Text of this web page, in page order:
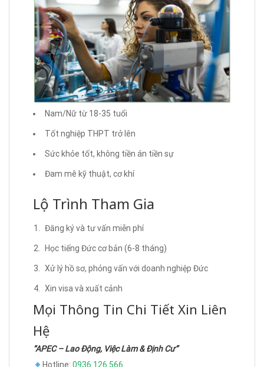
Nam/Nữ từ 18-35 tuổi
Tốt nghiệp THPT trở lên
Sức khỏe tốt, không tiền án tiền sự
Đam mê kỹ thuật, cơ khí
Lộ Trình Tham Gia
Đăng ký và tư vấn miễn phí
Học tiếng Đức cơ bản (6-8 tháng)
Xử lý hồ sơ, phỏng vấn với doanh nghiệp Đức
Xin visa và xuất cảnh
Mọi Thông Tin Chi Tiết Xin Liên
Hệ
“APEC – Lao Động, Việc Làm & Định Cư”
Hotline: 0936 126 566